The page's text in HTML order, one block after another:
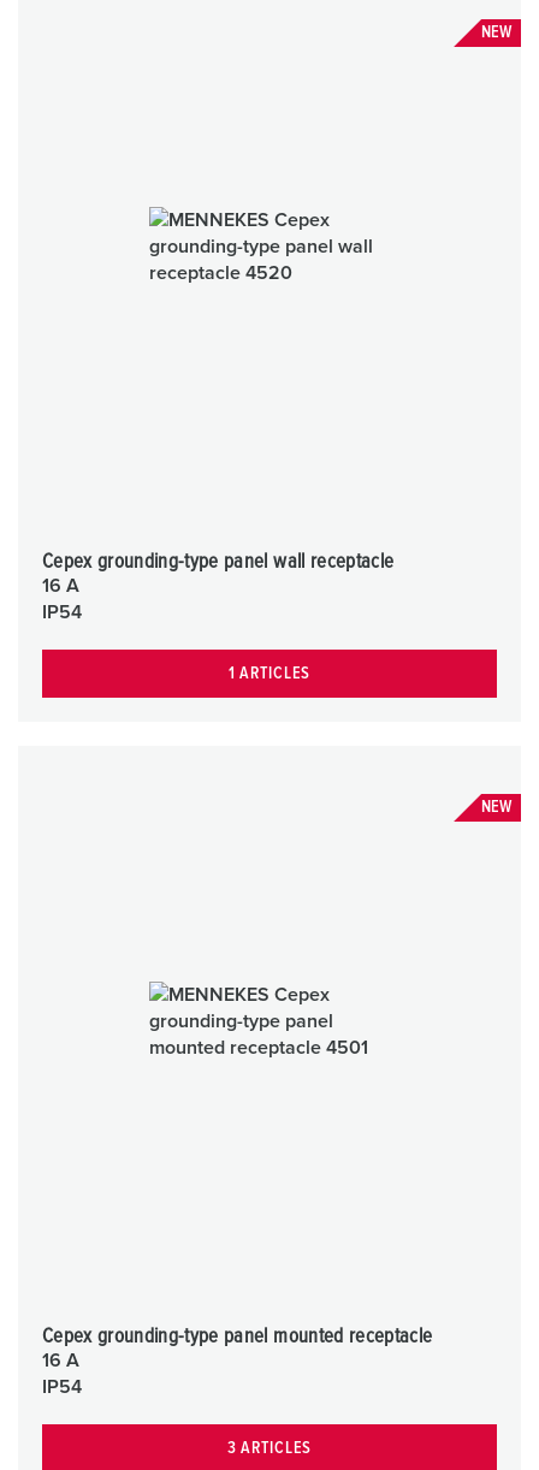
NEW
Cepex grounding-type panel wall receptacle
16 A
IP54
1 ARTICLES
NEW
Cepex grounding-type panel mounted receptacle
16 A
IP54
3 ARTICLES